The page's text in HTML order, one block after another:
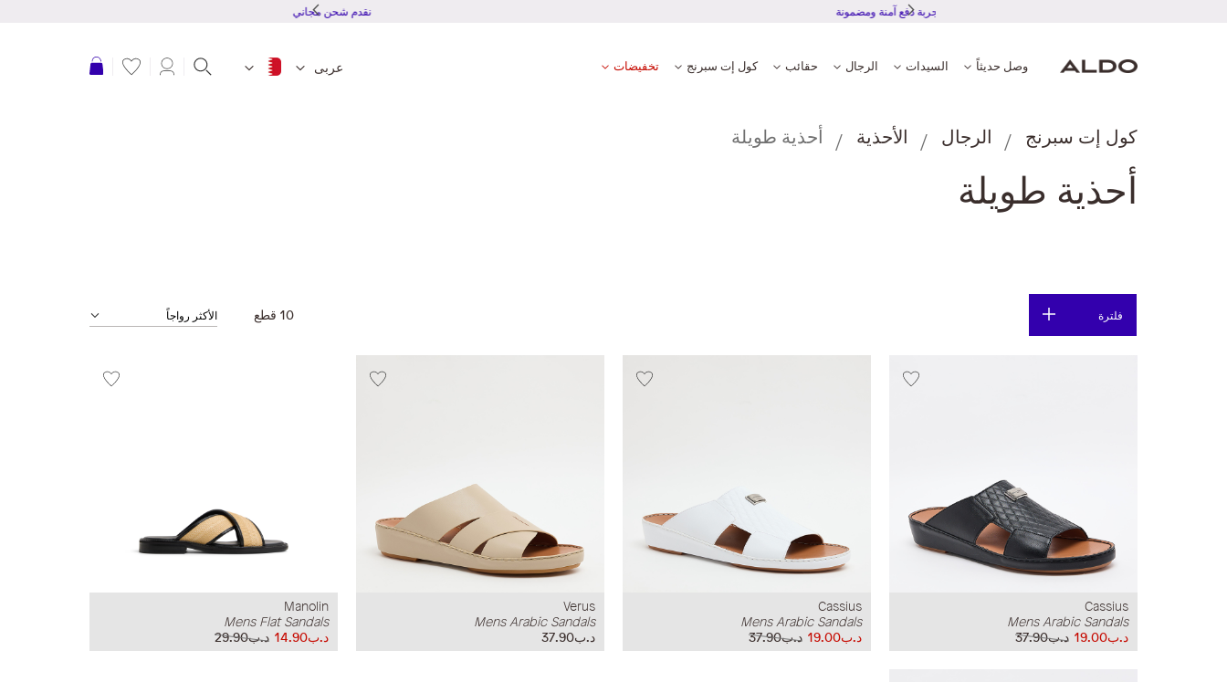
نقدم شحن مجاني للطلبات بقمية 20 دينار بحرينى أو أكثر تجربة دفع آمنة ومضمونة
وصل حديثاً السيدات الرجال حقائب كول إت سبرنج تخفيضات عربى عربة التسوق
كول إت سبرنج الرجال الأحذية أحذية طويلة
أحذية طويلة
فلترة 10 قطع
Cassius
Mens Arabic Sandals
د.ب37.90
د.ب19.00
Cassius
Mens Arabic Sandals
د.ب37.90
د.ب19.00
Verus
Mens Arabic Sandals
د.ب37.90
Manolin
Mens Flat Sandals
د.ب29.90
د.ب14.90